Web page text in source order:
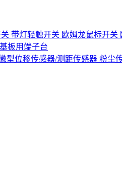
带灯轻触开关 欧姆龙鼠标开关
板用端子台
型位移传感器/测距传感器 粉尘